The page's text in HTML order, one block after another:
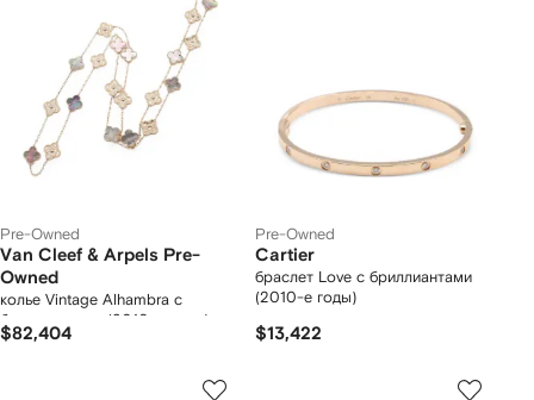
Pre-Owned
Van Cleef & Arpels Pre-
Owned
колье Vintage Alhambra с
бриллиантами (2010-е годы)
$82,404
Pre-Owned
Cartier
браслет Love с бриллиантами
(2010-е годы)
$13,422